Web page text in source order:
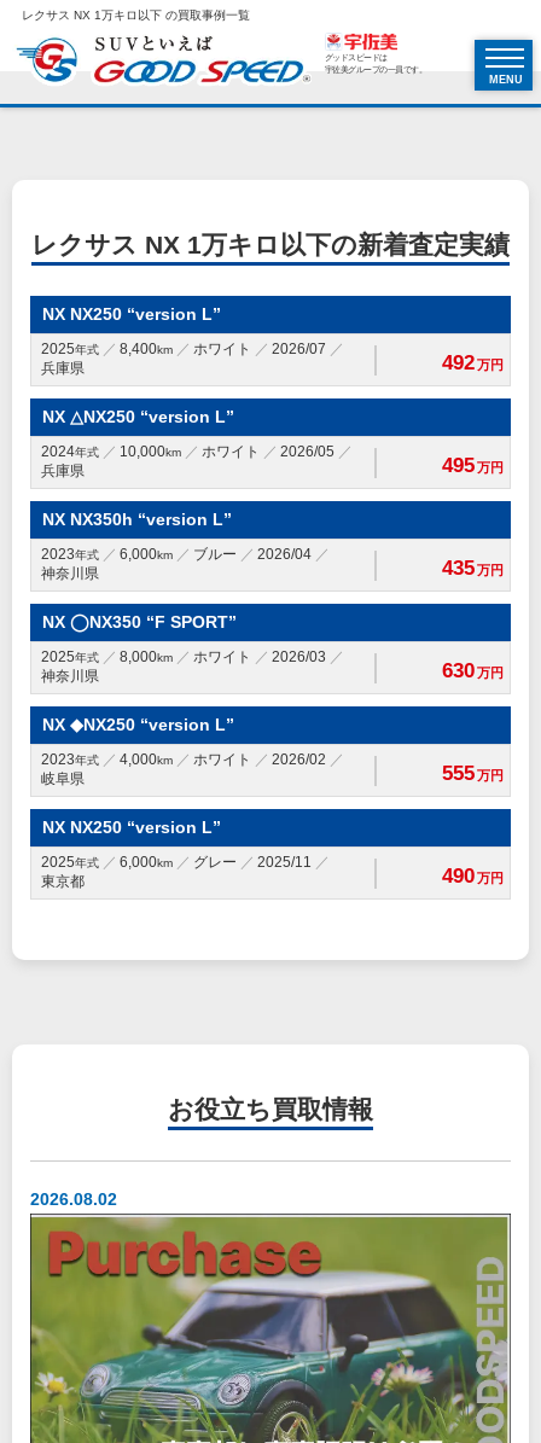
レクサス NX 1万キロ以下 の買取事例一覧
グッドスピードは
宇佐美グループの一員です。
MENU
レクサス NX 1万キロ以下の新着査定実績
NX NX250 “version L”
2025年式 8,400km ホワイト
2026/07
兵庫県
492万円
NX △NX250 “version L”
2024年式 10,000km ホワイト
2026/05
兵庫県
495万円
NX NX350h “version L”
2023年式 6,000km ブルー
2026/04
神奈川県
435万円
NX ◯NX350 “F SPORT”
2025年式 8,000km ホワイト
2026/03
神奈川県
630万円
NX ◆NX250 “version L”
2023年式 4,000km ホワイト
2026/02
岐阜県
555万円
NX NX250 “version L”
2025年式 6,000km グレー
2025/11
東京都
490万円
お役立ち 買取情報
2026.08.02